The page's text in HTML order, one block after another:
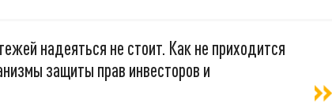
надеяться не стоит. Как не приходится
защиты прав инвесторов и